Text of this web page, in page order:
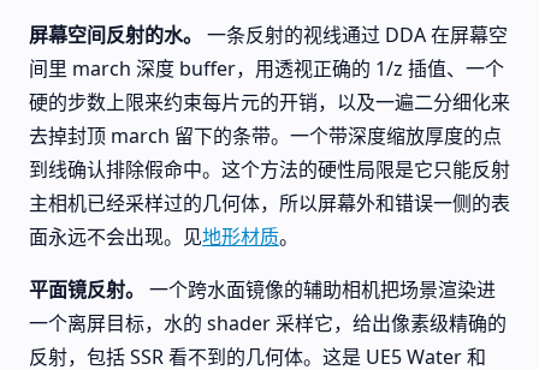
屏幕空间反射的水。 一条反射的视线通过 DDA 在屏幕空
间里 march 深度 buffer，用透视正确的 1/z 插值、一个
硬的步数上限来约束每片元的开销，以及一遍二分细化来
去掉封顶 march 留下的条带。一个带深度缩放厚度的点
到线确认排除假命中。这个方法的硬性局限是它只能反射
主相机已经采样过的几何体，所以屏幕外和错误一侧的表
面永远不会出现。见地形材质。
平面镜反射。 一个跨水面镜像的辅助相机把场景渲染进
一个离屏目标，水的 shader 采样它，给出像素级精确的
反射，包括 SSR 看不到的几何体。这是 UE5 Water 和